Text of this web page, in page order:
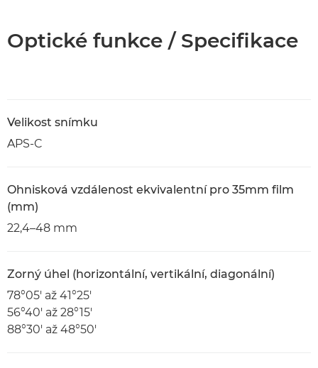
Optické funkce / Specifikace
Velikost snímku
APS-C
Ohnisková vzdálenost ekvivalentní pro 35mm film
(mm)
22,4–48 mm
Zorný úhel (horizontální, vertikální, diagonální)
78°05' až 41°25'
56°40' až 28°15'
88°30' až 48°50'